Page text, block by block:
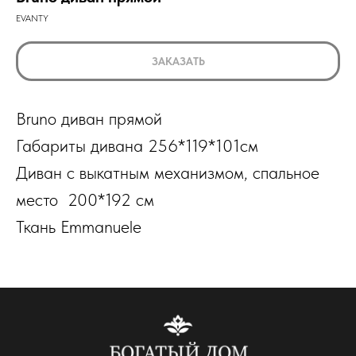
EVANTY
ЗАКАЗАТЬ
Bruno диван прямой
Габариты дивана 256*119*101см
Диван с выкатным механизмом, спальное
место 200*192 см
Ткань Emmanuele